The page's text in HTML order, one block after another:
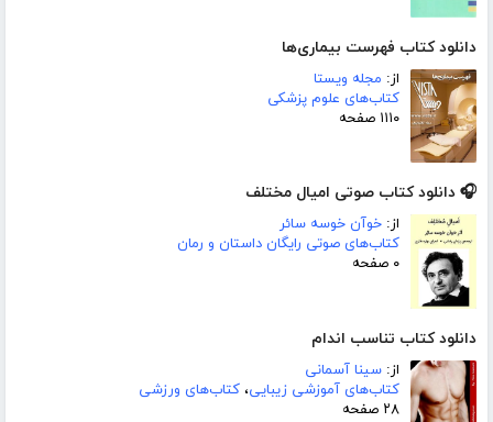
دانلود کتاب فهرست بیماری‌ها
از: مجله ویستا
کتاب‌های علوم پزشکی
۱۱۱۰ صفحه
🎧 دانلود کتاب صوتی امیال مختلف
از: خوآن خوسه سائر
کتاب‌های صوتی رایگان داستان و رمان
۰ صفحه
دانلود کتاب تناسب اندام
از: سینا آسمانی
کتاب‌های آموزشی زیبایی، کتاب‌های ورزشی
۲۸ صفحه